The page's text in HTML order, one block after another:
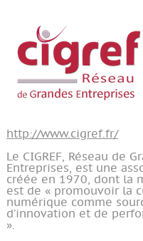
http://www.cigref.fr/
Le CIGREF, Réseau de
Entreprises, est une
créée en 1970, dont la
est de « promouvoir la
numérique comme
d’innovation et de
».